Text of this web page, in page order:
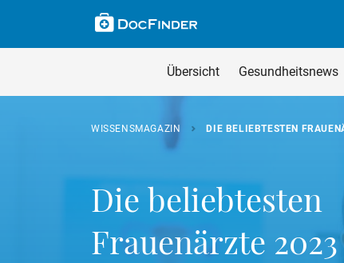
Übersicht Gesundheitsnews
Suche im
Wissensmagazin
Geben Sie Ihren
WISSENSMAGAZIN DIE BELIEBTESTEN
Die beliebtesten
Frauenärzte 2023